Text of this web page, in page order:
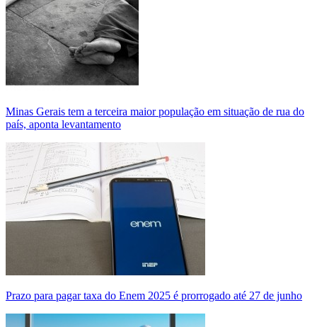
Minas Gerais tem a terceira maior população em situação de rua do
país, aponta levantamento
Prazo para pagar taxa do Enem 2025 é prorrogado até 27 de junho